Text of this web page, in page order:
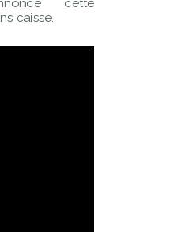
cette
caisse.